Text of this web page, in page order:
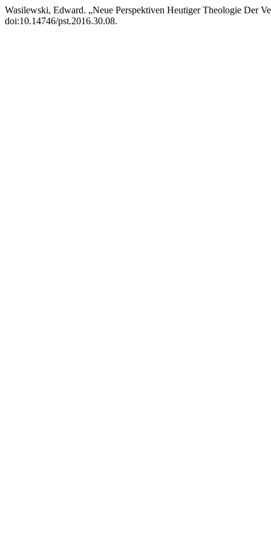
Wasilewski, Edward. „Neue Perspektiven Heutiger Theologie Der
doi:10.14746/pst.2016.30.08.